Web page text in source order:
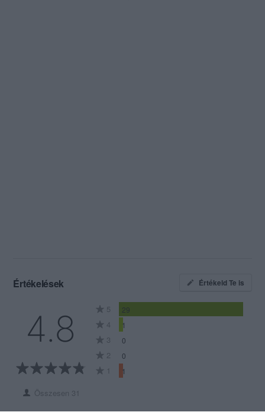
Értékelések Értékeld Te is
4.8
Összesen 31
5 29
4 1
3 0
2 0
1 1